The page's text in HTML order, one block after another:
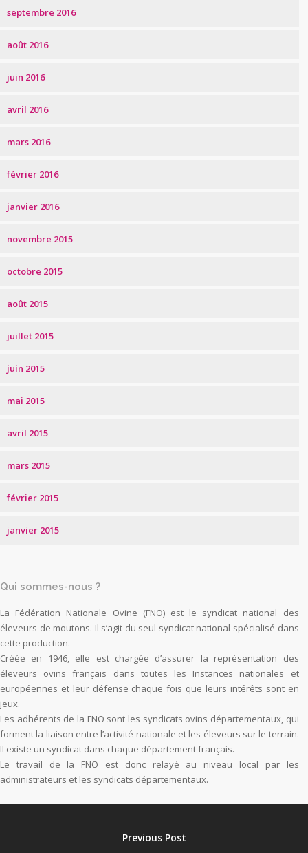
septembre 2016
août 2016
juin 2016
avril 2016
mars 2016
février 2016
janvier 2016
novembre 2015
octobre 2015
août 2015
juillet 2015
juin 2015
mai 2015
avril 2015
mars 2015
février 2015
janvier 2015
Qui sommes-nous ?
La Fédération Nationale Ovine (FNO) est le syndicat national des
éleveurs de moutons. Il s’agit du seul syndicat national spécialisé dans
cette production.
Créée en 1946, elle est chargée d’assurer la représentation des
éleveurs ovins français dans toutes les Instances nationales et
européennes et leur défense chaque fois que leurs intérêts sont en
jeux.
Les adhérents de la FNO sont les syndicats ovins départementaux, qui
forment la liaison entre l’activité nationale et les éleveurs sur le terrain.
Il existe un syndicat dans chaque département français.
Le travail de la FNO est donc relayé au niveau local par les
administrateurs et les syndicats départementaux.
Previous Post